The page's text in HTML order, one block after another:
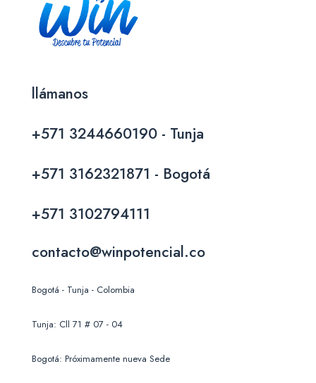
llámanos
+571 3244660190 - Tunja
+571 3162321871 - Bogotá
+571 3102794111
contacto@winpotencial.co
Bogotá - Tunja - Colombia
Tunja: Cll 71 # 07 - 04
Bogotá: Próximamente nueva Sede